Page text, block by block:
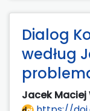
Dialog
według
Jacek